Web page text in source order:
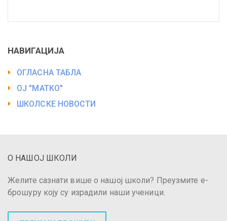
НАВИГАЦИЈА
ОГЛАСНА ТАБЛА
ОЈ "МАТКО"
ШКОЛСКЕ НОВОСТИ
О НАШОЈ ШКОЛИ
Желите сазнати више о нашој школи? Преузмите е-
брошуру коју су израдили наши ученици.